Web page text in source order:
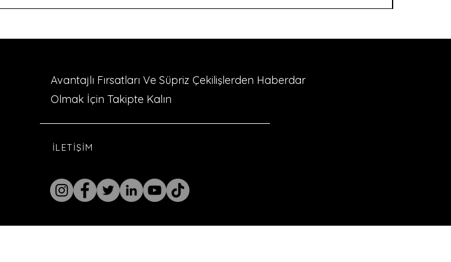
Avantajlı Fırsatları Ve Süpriz Çekilişlerden Haberdar
Olmak İçin Takipte Kalın
İLETİŞİM